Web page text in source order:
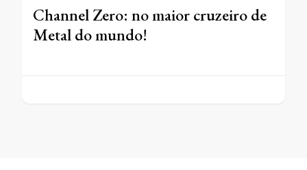
Channel Zero: no maior cruzeiro de
Metal do mundo!